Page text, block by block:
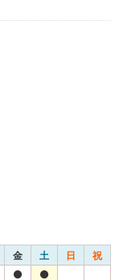
金 土 日 祝